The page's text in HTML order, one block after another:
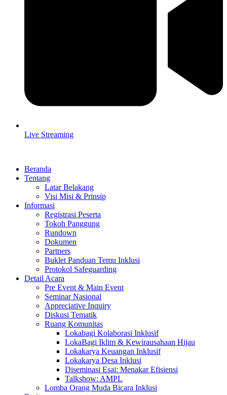
Live Streaming
Beranda
Tentang
Latar Belakang
Visi Misi & Prinsip
Informasi
Registrasi Peserta
Tokoh Panggung
Rundown
Dokumen
Partners
Buklet Panduan Temu Inklusi
Protokol Safeguarding
Detail Acara
Pre Event & Main Event
Seminar Nasional
Appreciative Inquiry
Diskusi Tematik
Ruang Komunitas
Lokabagi Kolaborasi Inklusif
LokaBagi Iklim & Kewirausahaan Hijau
Lokakarya Keuangan Inklusif
Lokakarya Desa Inklusi
Diseminasi Esai: Menakar Efisiensi
Talkshow: AMPL
Lomba Orang Muda Bicara Inklusi